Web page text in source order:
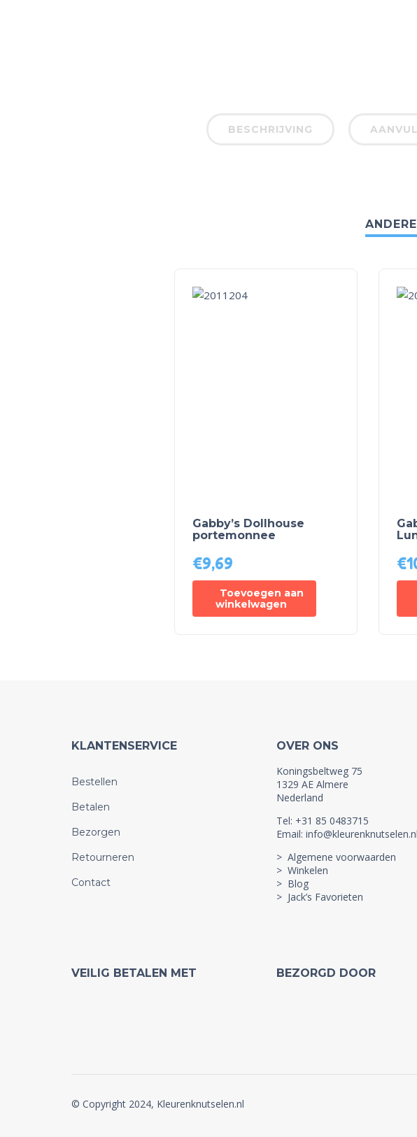
BESCHRIJVING
Gabby’s Dollhouse
portemonnee
€9,69
Toevoegen aan
winkelwagen
€
KLANTENSERVICE
Bestellen
Betalen
Bezorgen
Retourneren
Contact
OVER ONS
Koningsbeltweg 75
1329 AE Almere
Nederland
Tel: +31 85 0483715
Email: info@kleurenknutselen.nl
> Algemene voorwaarden
> Winkelen
> Blog
> Jack’s Favorieten
VEILIG BETALEN MET BEZORGD DOOR
© Copyright 2024, Kleurenknutselen.nl